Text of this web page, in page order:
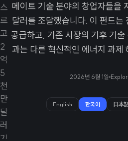
메이트 기술 분야의 창업자들을
달러를 조달했습니다. 이 펀드는
공급하고, 기존 시장의 기후 기
과는 다른 혁신적인 에너지 과제
2026년 6월 1일
English 한국어 日本